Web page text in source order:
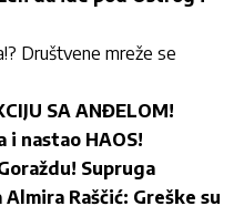
Društvene mreže se
SA ANĐELOM!
i nastao HAOS!
Supruga
Raščić: Greške su